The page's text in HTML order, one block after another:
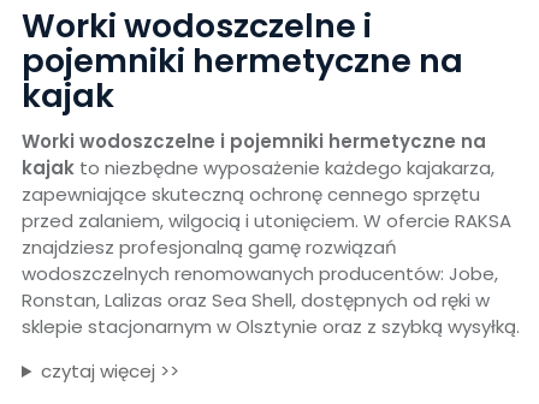
Worki wodoszczelne i
pojemniki hermetyczne na
kajak
Worki wodoszczelne i pojemniki hermetyczne na
kajak to niezbędne wyposażenie każdego kajakarza,
zapewniające skuteczną ochronę cennego sprzętu
przed zalaniem, wilgocią i utonięciem. W ofercie RAKSA
znajdziesz profesjonalną gamę rozwiązań
wodoszczelnych renomowanych producentów: Jobe,
Ronstan, Lalizas oraz Sea Shell, dostępnych od ręki w
sklepie stacjonarnym w Olsztynie oraz z szybką wysyłką.
czytaj więcej >>